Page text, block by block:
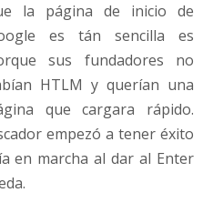
la página de inicio de
es tán sencilla es
sus fundadores no
HTLM y querían una
que cargara rápido.
empezó a tener éxito
en marcha al dar al Enter